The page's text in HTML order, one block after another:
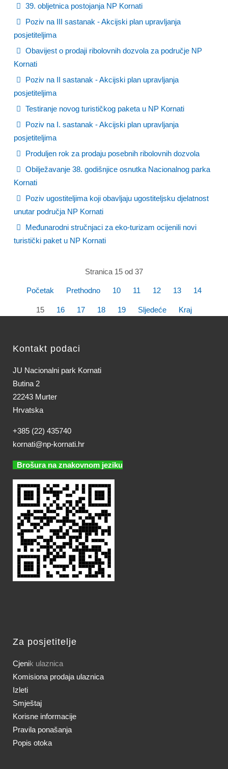
39. obljetnica postojanja NP Kornati
Poziv na III sastanak - Akcijski plan upravljanja
posjetiteljima
Obavijest o prodaji ribolovnih dozvola za područje NP
Kornati
Poziv na II sastanak - Akcijski plan upravljanja
posjetiteljima
Testiranje novog turističkog paketa u NP Kornati
Poziv na I. sastanak - Akcijski plan upravljanja
posjetiteljima
Produljen rok za prodaju posebnih ribolovnih dozvola
Obilježavanje 38. godišnjice osnutka Nacionalnog parka
Kornati
Poziv ugostiteljima koji obavljaju ugostiteljsku djelatnost
unutar područja NP Kornati
Međunarodni stručnjaci za eko-turizam ocijenili novi
turistički paket u NP Kornati
Stranica 15 od 37
Početak Prethodno 10 11 12 13 14
15 16 17 18 19 Sljedeće Kraj
Kontakt podaci
JU Nacionalni park Kornati
Butina 2
22243 Murter
Hrvatska
+385 (22) 435740
kornati@np-kornati.hr
Brošura na znakovnom jeziku
Za posjetitelje
Cjenik ulaznica
Komisiona prodaja ulaznica
Izleti
Smještaj
Korisne informacije
Pravila ponašanja
Popis otoka